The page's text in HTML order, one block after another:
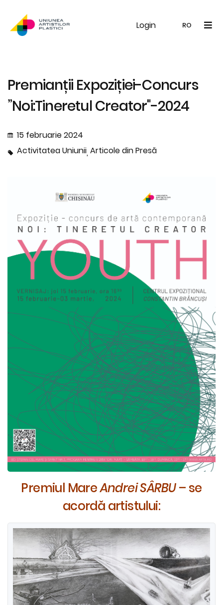
Login RO
UAP Galerie Noutăți
Premianții Expoziției-Concurs
”Noi:Tineretul Creator"-2024
15 februarie 2024
Activitatea Uniunii Articole din Presă
Premiul MareAndrei SÂRBU– se
acordă artistului: